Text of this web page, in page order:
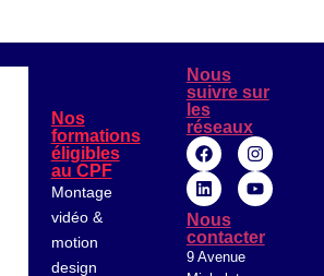
- Episode 1_ La Marée.mp4
Nos
formations
éligibles
au CPF
Montage
vidéo &
motion
design
Nous
suivre sur
les
réseaux
Nous
contacter
9 Avenue